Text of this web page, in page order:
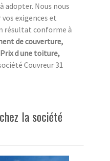
adopter. Nous nous
exigences et
résultat conforme à
de couverture,
d une toiture,
Couvreur 31
la société